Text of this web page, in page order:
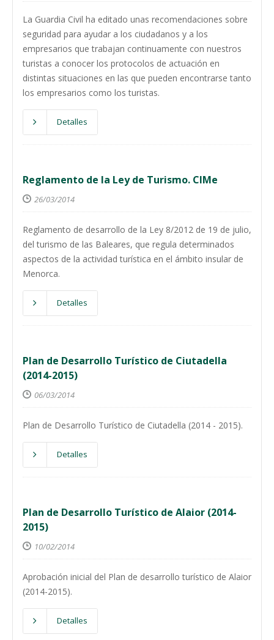
La Guardia Civil ha editado unas recomendaciones sobre
seguridad para ayudar a los ciudadanos y a los
empresarios que trabajan continuamente con nuestros
turistas a conocer los protocolos de actuación en
distintas situaciones en las que pueden encontrarse tanto
los empresarios como los turistas.
Detalles
Reglamento de la Ley de Turismo. CIMe
26/03/2014
Reglamento de desarrollo de la Ley 8/2012 de 19 de julio,
del turismo de las Baleares, que regula determinados
aspectos de la actividad turística en el ámbito insular de
Menorca.
Detalles
Plan de Desarrollo Turístico de Ciutadella
(2014-2015)
06/03/2014
Plan de Desarrollo Turístico de Ciutadella (2014 - 2015).
Detalles
Plan de Desarrollo Turístico de Alaior (2014-
2015)
10/02/2014
Aprobación inicial del Plan de desarrollo turístico de Alaior
(2014-2015).
Detalles